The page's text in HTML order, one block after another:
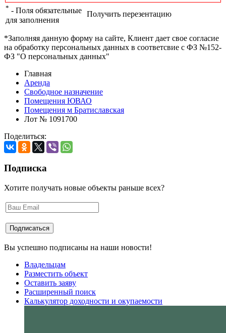
* - Поля обязательные
для заполнения
Получить перезентацию
*Заполняя данную форму на сайте, Клиент дает свое согласие
на обработку персональных данных в соответсвие с ФЗ №152-
ФЗ "О персональных данных"
Главная
Аренда
Свободное назначение
Помещения ЮВАО
Помещения м Братиславская
Лот № 1091700
Поделиться:
Подписка
Хотите получать новые объекты раньше всех?
Вы успешно подписаны на наши новости!
Владельцам
Разместить объект
Оставить заяву
Расширенный поиск
Калькулятор доходности и окупаемости